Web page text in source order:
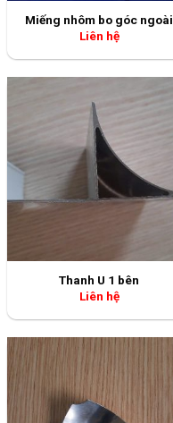
Miếng nhôm bo góc ngoài
Liên hệ
Thanh U 1 bên
Liên hệ